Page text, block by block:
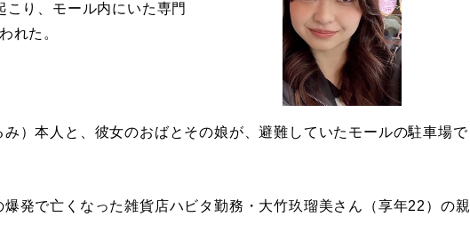
こり、モール内にいた専門
れた。
み）本人と、彼女のおばとその娘が、避難していたモールの駐車場で
発で亡くなった雑貨店ハビタ勤務・大竹玖瑠美さん（享年22）の親